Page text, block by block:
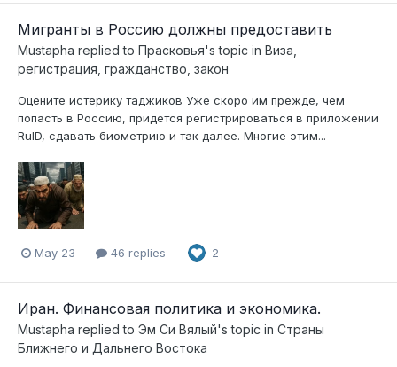
Мигранты в Россию должны предоставить
Mustapha replied to Прасковья's topic in Виза,
регистрация, гражданство, закон
Оцените истерику таджиков Уже скоро им прежде, чем
попасть в Россию, придется регистрироваться в приложении
RuID, сдавать биометрию и так далее. Многие этим...
May 23 46 replies 2
Иран. Финансовая политика и экономика.
Mustapha replied to Эм Си Вялый's topic in Страны
Ближнего и Дальнего Востока